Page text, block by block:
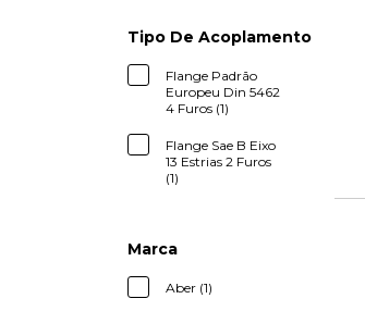
Tipo De Acoplamento
Flange Padrão
Europeu Din 5462
4 Furos (1)
Flange Sae B Eixo
13 Estrias 2 Furos
(1)
Marca
Aber (1)